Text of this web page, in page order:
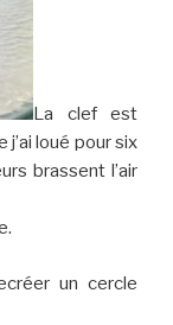
La clef est
loué pour six
brassent l’air
un cercle